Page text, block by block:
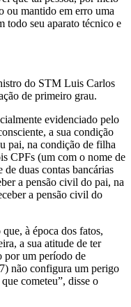
ou mantido em erro uma
todo seu aparato técnico e
do STM Luis Carlos
de primeiro grau.
evidenciado pelo
a sua condição
pai, na condição de filha
CPFs (um com o nome de
duas contas bancárias
a pensão civil do pai, na
a pensão civil do
à época dos fatos,
a sua atitude de ter
por um período de
não configura um perigo
cometeu”, disse o